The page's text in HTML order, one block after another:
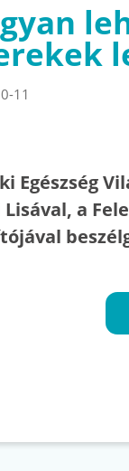
11
Egészség
a